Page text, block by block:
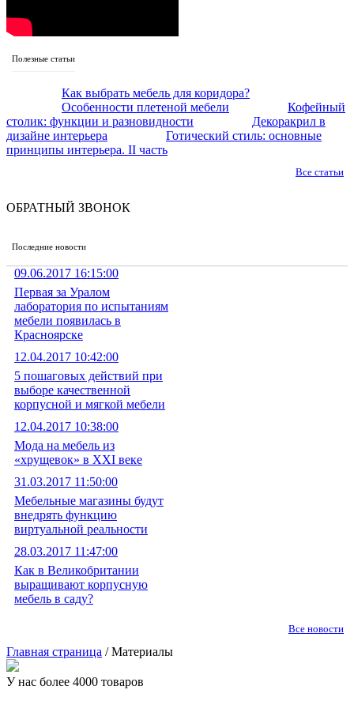
Полезные статьи
Как выбрать мебель для коридора?
Особенности плетеной мебели
Кофейный
столик: функции и разновидности
Декоракрил в
дизайне интерьера
Готический стиль: основные
принципы интерьера. II часть
Все статьи
ОБРАТНЫЙ ЗВОНОК
Последние новости
09.06.2017 16:15:00
Первая за Уралом
лаборатория по испытаниям
мебели появилась в
Красноярске
12.04.2017 10:42:00
5 пошаговых действий при
выборе качественной
корпусной и мягкой мебели
12.04.2017 10:38:00
Мода на мебель из
«хрущевок» в XXI веке
31.03.2017 11:50:00
Мебельные магазины будут
внедрять функцию
виртуальной реальности
28.03.2017 11:47:00
Как в Великобритании
выращивают корпусную
мебель в саду?
Все новости
Главная страница / Материалы
У нас более 4000 товаров